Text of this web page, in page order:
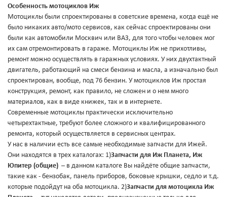
Особенность мотоциклов Иж
Мотоциклы были спроектированы в советские времена, когда ещё не
было никаких авто/мото сервисов, как сейчас спроектированы они
были как автомобили Москвич или ВАЗ, для того чтобы человек мог
их сам отремонтировать в гараже. Мотоциклы Иж не прихотливы,
ремонт можно осуществлять в гаражных условиях. У них двухтактный
двигатель, работающий на смеси бензина и масла, а изначально был
спроектирован, вообще, под 76 бензин. У мотоциклов Иж простая
конструкция, ремонт, как правило, не сложен и о нем много
материалов, как в виде книжек, так и в интернете.
Современные мотоциклы практически исключительно
четырехтактные, требуют более сложного и квалифицированного
ремонта, который осуществляется в сервисных центрах.
У нас в наличии есть все самые необходимые запчасти для Ижей.
Они находятся в трех каталогах: 1)Запчасти для Иж Планета, Иж
Юпитер (общие) – в данном каталоге Вы найдёте общие запчасти,
такие как - бензобак, панель приборов, боковые крышки, седло и т.д.
которые подойдут на оба мотоцикла. 2)Запчасти для мотоцикла Иж